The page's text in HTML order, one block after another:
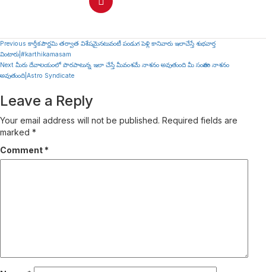
Continue
Reading
Previous కార్తీకపౌర్ణమి తర్వాత విశేషమైనటువంటీ పండుగ పెళ్లి కానివారు ఇలాచేస్తే శుభవార్త
వింటారు|#karthikamasam
Next మీరు దేవాలయంలో పొరపాటున్న ఇలా చేస్తే మీవంశమే నాశనం అవుతుంది మీ సంతానం నాశనం
అవుతుంది|Astro Syndicate
Leave a Reply
Your email address will not be published. Required fields are
marked *
Comment *